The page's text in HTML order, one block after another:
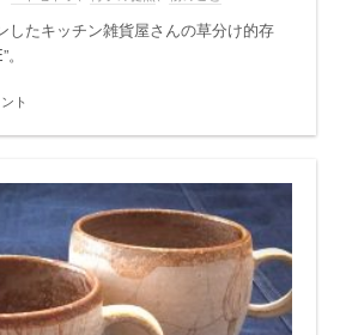
したキッチン雑貨屋さんの草分け的存
ト